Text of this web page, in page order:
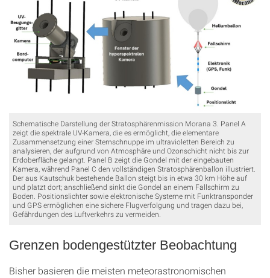
Schematische Darstellung der Stratosphärenmission Morana 3. Panel A
zeigt die spektrale UV‑Kamera, die es ermöglicht, die elementare
Zusammensetzung einer Sternschnuppe im ultravioletten Bereich zu
analysieren, der aufgrund von Atmosphäre und Ozonschicht nicht bis zur
Erdoberfläche gelangt. Panel B zeigt die Gondel mit der eingebauten
Kamera, während Panel C den vollständigen Stratosphärenballon illustriert.
Der aus Kautschuk bestehende Ballon steigt bis in etwa 30 km Höhe auf
und platzt dort; anschließend sinkt die Gondel an einem Fallschirm zu
Boden. Positionslichter sowie elektronische Systeme mit Funktransponder
und GPS ermöglichen eine sichere Flugverfolgung und tragen dazu bei,
Gefährdungen des Luftverkehrs zu vermeiden.
Grenzen bodengestützter Beobachtung
Bisher basieren die meisten meteorastronomischen